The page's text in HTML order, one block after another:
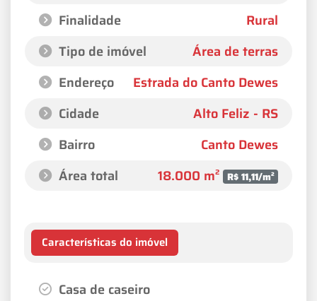
Finalidade
Rural
Tipo de imóvel
Área de terras
Endereço
Estrada do Canto Dewes
Cidade
Alto Feliz - RS
Bairro
Canto Dewes
Área total
18.000 m² R$ 11,11/m²
Características do imóvel
Casa de caseiro